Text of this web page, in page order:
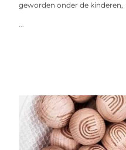
geworden onder de kinderen,
...